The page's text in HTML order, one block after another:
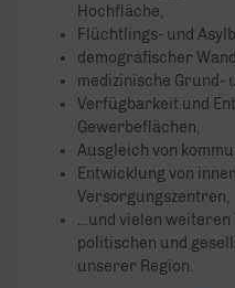
Hochfläche,
Flüchtlings- und
demografischer
medizinische Grund-
Verfügbarkeit und
Gewerbeflächen,
Ausgleich von
Entwicklung von
Versorgungszentren,
…und vielen
politischen und
unserer Region.